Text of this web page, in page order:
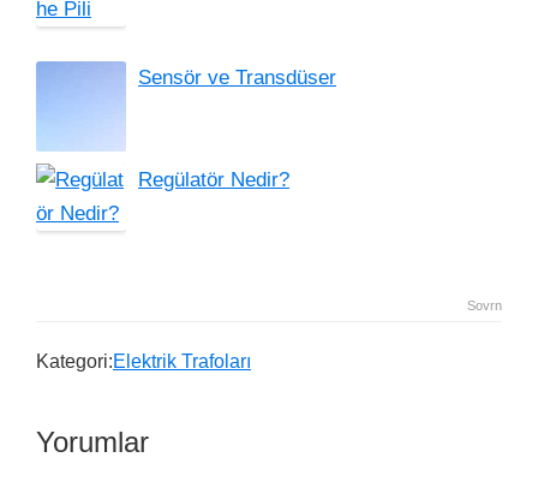
Sensör ve Transdüser
Regülatör Nedir?
Sovrn
Kategori:Elektrik Trafoları
Yorumlar